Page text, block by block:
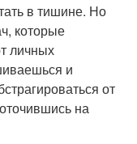
в тишине. Но
которые
личных
и
от
на